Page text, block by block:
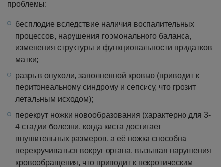
проблемы:
бесплодие вследствие наличия воспалительных
процессов, нарушения гормонального баланса,
изменения структуры и функциональности придатков
матки;
разрыв опухоли, заполненной кровью (приводит к
перитонеальному синдрому и сепсису, что грозит
летальным исходом);
перекрут ножки новообразования (характерно для 3-
4 стадии болезни, когда киста достигает
внушительных размеров, а её ножка способна
перекручиваться вокруг органа, вызывая нарушения
кровообращения, что приводит к некротическим